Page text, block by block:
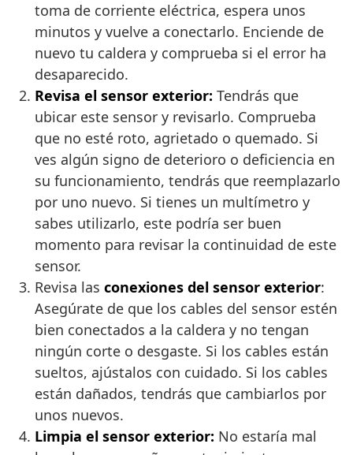
toma de corriente eléctrica, espera unos
minutos y vuelve a conectarlo. Enciende de
nuevo tu caldera y comprueba si el error ha
desaparecido.
Revisa el sensor exterior: Tendrás que
ubicar este sensor y revisarlo. Comprueba
que no esté roto, agrietado o quemado. Si
ves algún signo de deterioro o deficiencia en
su funcionamiento, tendrás que reemplazarlo
por uno nuevo. Si tienes un multímetro y
sabes utilizarlo, este podría ser buen
momento para revisar la continuidad de este
sensor.
Revisa las conexiones del sensor exterior:
Asegúrate de que los cables del sensor estén
bien conectados a la caldera y no tengan
ningún corte o desgaste. Si los cables están
sueltos, ajústalos con cuidado. Si los cables
están dañados, tendrás que cambiarlos por
unos nuevos.
Limpia el sensor exterior: No estaría mal